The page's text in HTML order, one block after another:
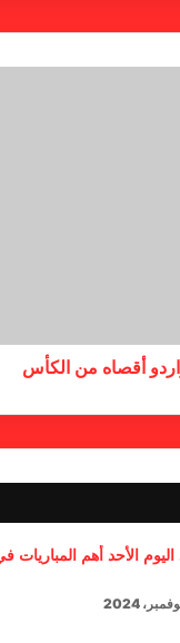
أقصاه من الكأس
اليوم الأحد أهم المباريات